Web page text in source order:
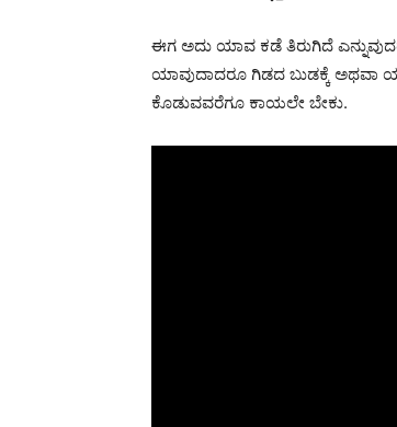
ಈಗ ಅದು ಯಾವ ಕಡೆ ತಿರುಗಿದೆ
ಯಾವುದಾದರೂ ಗಿಡದ ಬುಡಕ್ಕೆ ಅಥವಾ
ಕೊಡುವವರೆಗೂ ಕಾಯಲೇ ಬೇಕು.